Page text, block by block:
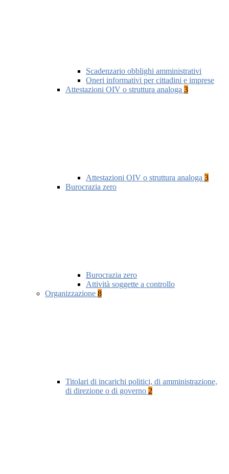
Scadenzario obblighi amministrativi
Oneri informativi per cittadini e imprese
Attestazioni OIV o struttura analoga 3
Attestazioni OIV o struttura analoga 3
Burocrazia zero
Burocrazia zero
Attività soggette a controllo
Organizzazione 8
Titolari di incarichi politici, di amministrazione,
di direzione o di governo 2